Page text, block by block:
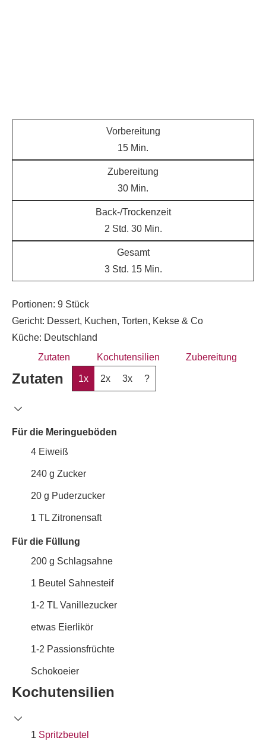
Vorbereitung
15 Min.
Zubereitung
30 Min.
Back-/Trockenzeit
2 Std. 30 Min.
Gesamt
3 Std. 15 Min.
Portionen: 9 Stück
Gericht: Dessert, Kuchen, Torten, Kekse & Co
Küche: Deutschland
Zutaten
Kochutensilien Zubereitung
Zutaten 1x 2x 3x ?
Für die Meringueböden
4 Eiweiß
240 g Zucker
20 g Puderzucker
1 TL Zitronensaft
Für die Füllung
200 g Schlagsahne
1 Beutel Sahnesteif
1-2 TL Vanillezucker
etwas Eierlikör
1-2 Passionsfrüchte
Schokoeier
Kochutensilien
1 Spritzbeutel